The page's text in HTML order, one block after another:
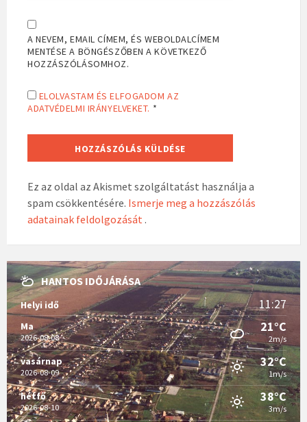
A NEVEM, EMAIL CÍMEM, ÉS WEBOLDALCÍMEM
MENTÉSE A BÖNGÉSZŐBEN A KÖVETKEZŐ
HOZZÁSZÓLÁSOMHOZ.
ELOLVASTAM ÉS ELFOGADOM AZ
ADATVÉDELMI IRÁNYELVEKET. *
Ez az oldal az Akismet szolgáltatást használja a
spam csökkentésére. Ismerje meg a hozzászólás
adatainak feldolgozását .
HANTOS IDŐJÁRÁSA
Helyi idő 11:27
Ma
2026-08-08
21°C
2m/s
vasárnap
2026-08-09
32°C
1m/s
hétfő
2026-08-10
38°C
3m/s